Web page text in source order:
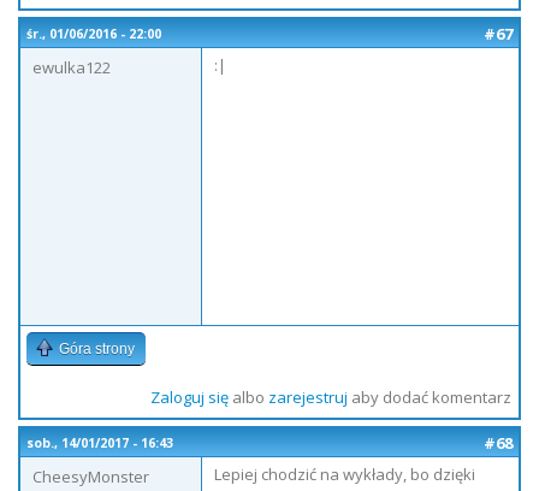
śr., 01/06/2016 - 22:00
#67
ewulka122
:|
Góra strony
Zaloguj sięalbo zarejestruj aby dodać komentarz
sob., 14/01/2017 - 16:43
#68
CheesyMonster
Lepiej chodzić na wykłady, bo dzięki